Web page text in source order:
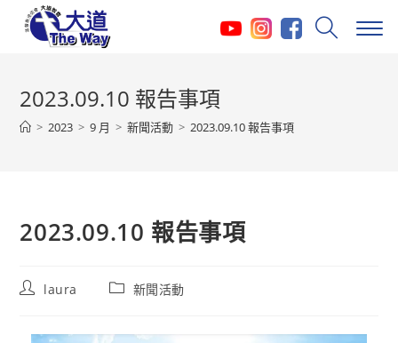
2023.09.10 報告事項
> 2023 > 9 月 > 新聞活動 > 2023.09.10 報告事項
2023.09.10 報告事項
Postlaura
Post新聞活動